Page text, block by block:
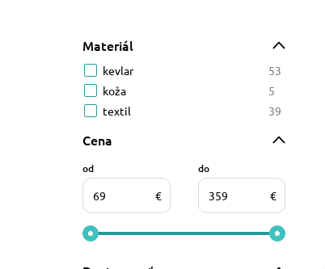
Materiál
kevlar
53
koža
5
textil
39
Cena
€
od
€
do